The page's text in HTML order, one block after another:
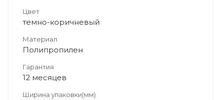
Цвет
темно-коричневый
Материал
Полипропилен
Гарантия
12 месяцев
Ширина упаковки(мм)